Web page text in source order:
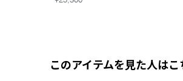
このアイテムを見た人は